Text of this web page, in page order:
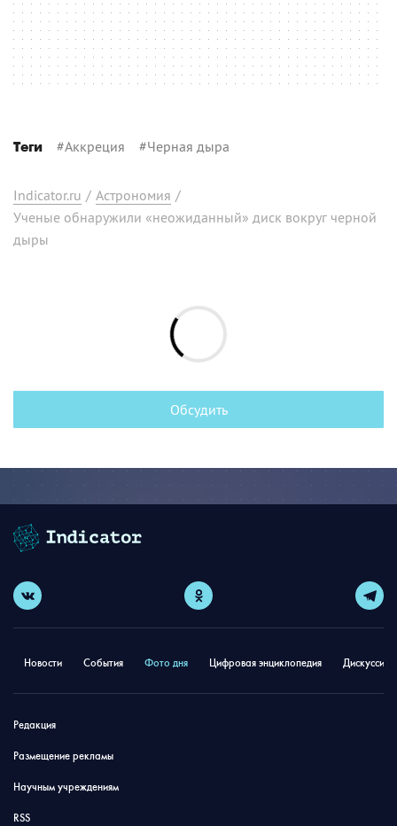
Теги #Аккреция #Черная дыра
Indicator.ru / Астрономия /
Ученые обнаружили «неожиданный» диск вокруг черной
дыры
Обсудить
Новости События Фото дня Цифровая энциклопедия
Редакция
Размещение рекламы
Научным учреждениям
RSS